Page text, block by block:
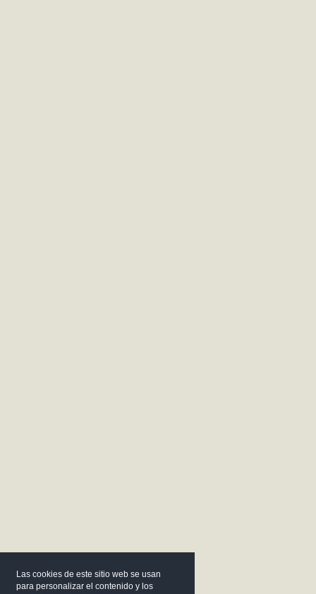
Las cookies de este sitio web se usan
para personalizar el contenido y los